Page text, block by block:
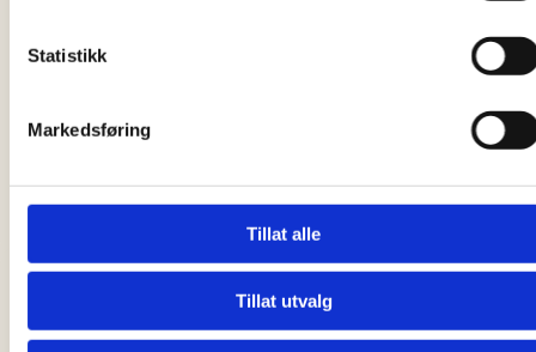
Statistikk
Markedsføring
Tillat alle
Tillat utvalg
Se mattilbudet